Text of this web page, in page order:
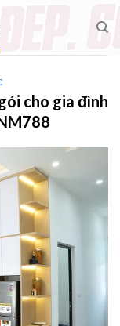
cho gia đình